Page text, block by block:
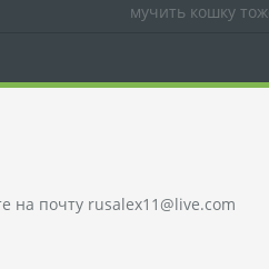
мучить кошку
на почту rusalex11@live.com